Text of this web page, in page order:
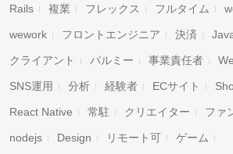
Rails 複業 フレックス フルタイム
wework フロントエンジニア 決済
クライアント パルミー 事業責任者
SNS運用 分析 経験者 ECサイト
React Native 常駐 クリエイター ファ
nodejs Design リモート可 ゲーム